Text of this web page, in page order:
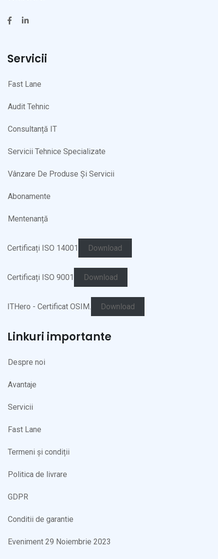
Servicii
Fast Lane
Audit Tehnic
Consultanță IT
Servicii Tehnice Specializate
Vânzare De Produse Și Servicii
Abonamente
Mentenanță
Certificați ISO 14001 Download
Certificați ISO 9001 Download
ITHero - Certificat OSIM. Download
Linkuri importante
Despre noi
Avantaje
Servicii
Fast Lane
Termeni și condiții
Politica de livrare
GDPR
Conditii de garantie
Eveniment 29 Noiembrie 2023